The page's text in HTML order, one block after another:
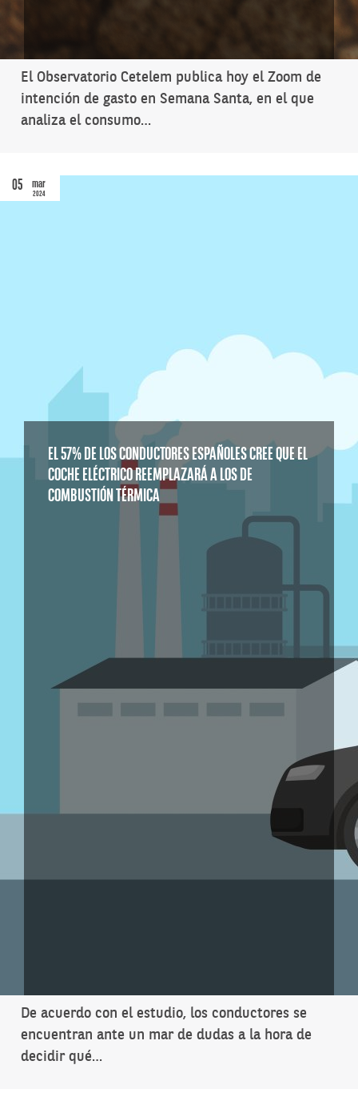
El Observatorio Cetelem publica hoy el Zoom de
intención de gasto en Semana Santa, en el que
analiza el consumo…
05 mar
2024
EL 57% DE LOS CONDUCTORES ESPAÑOLES CREE QUE EL
COCHE ELÉCTRICO REEMPLAZARÁ A LOS DE
COMBUSTIÓN TÉRMICA
De acuerdo con el estudio, los conductores se
encuentran ante un mar de dudas a la hora de
decidir qué…